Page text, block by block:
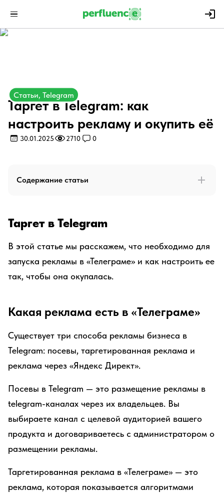
Статьи, Telegram
Таргет в Telegram: как
настроить рекламу и окупить её
30.01.2025 2710 0
Содержание статьи
Таргет в Telegram
В этой статье мы расскажем, что необходимо для
запуска рекламы в «Телеграме» и как настроить ее
так, чтобы она окупалась.
Какая реклама есть в «Телеграме»
Существует три способа рекламы бизнеса в
Telegram: посевы, таргетированная реклама и
реклама через «Яндекс Директ».
Посевы в Telegram — это размещение рекламы в
telegram-каналах через их владельцев. Вы
выбираете канал с целевой аудиторией вашего
продукта и договариваетесь с администратором о
размещении рекламы.
Таргетированная реклама в «Телеграме» — это
реклама, которая показывается алгоритмами